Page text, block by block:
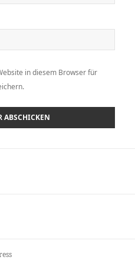
in diesem Browser für